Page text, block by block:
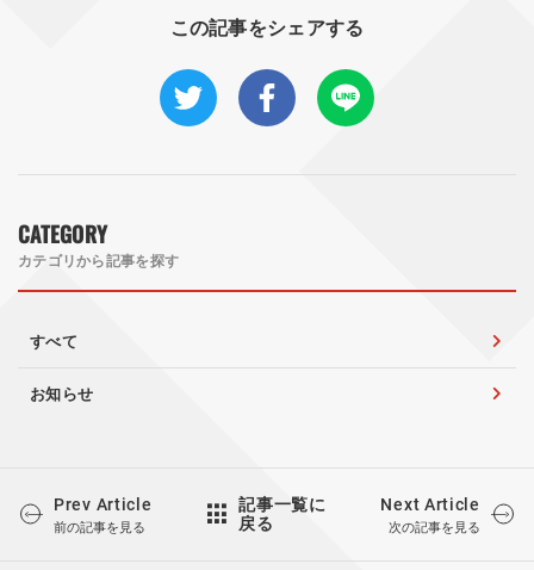
この記事をシェアする
CATEGORY
カテゴリから記事を探す
すべて
お知らせ
Prev Article
前の記事を見る
記事一覧に
戻る
Next Article
次の記事を見る